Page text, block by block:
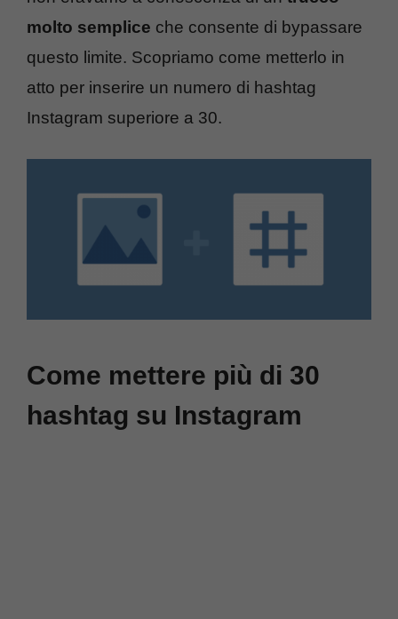
molto semplice che consente di bypassare
questo limite. Scopriamo come metterlo in
atto per inserire un numero di hashtag
Instagram superiore a 30.
Come mettere più di 30
hashtag su Instagram